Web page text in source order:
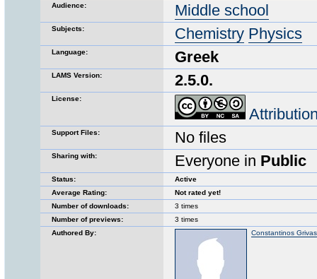
Audience: Middle school
Subjects: Chemistry Physics
Language: Greek
LAMS Version: 2.5.0.
License:
Support Files: No files
Sharing with: Everyone in Public
Status:
Active
Average Rating:
Not rated yet!
Number of downloads:
3 times
Number of previews:
3 times
Authored By:
Constantinos Grivas